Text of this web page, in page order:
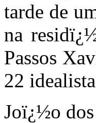
tarde de
na
Passos
22
Joï¿½o